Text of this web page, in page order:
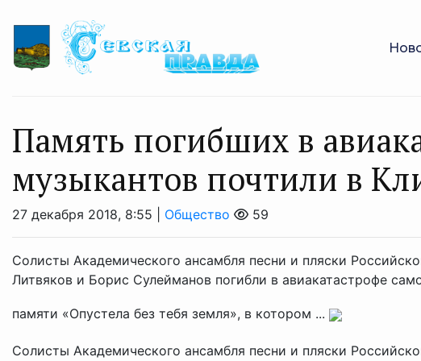
Память погибших в
музыкантов почтили в
27 декабря 2018, 8:55 | Общество 59
Солисты Академического ансамбля песни и пляски
Литвяков и Борис Сулейманов погибли в авиакатастрофе
памяти «Опустела без тебя земля», в котором ...
Солисты Академического ансамбля песни и пляски